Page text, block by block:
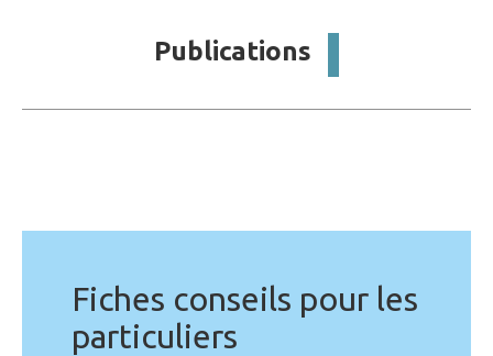
Publications
Fiches conseils pour les
particuliers